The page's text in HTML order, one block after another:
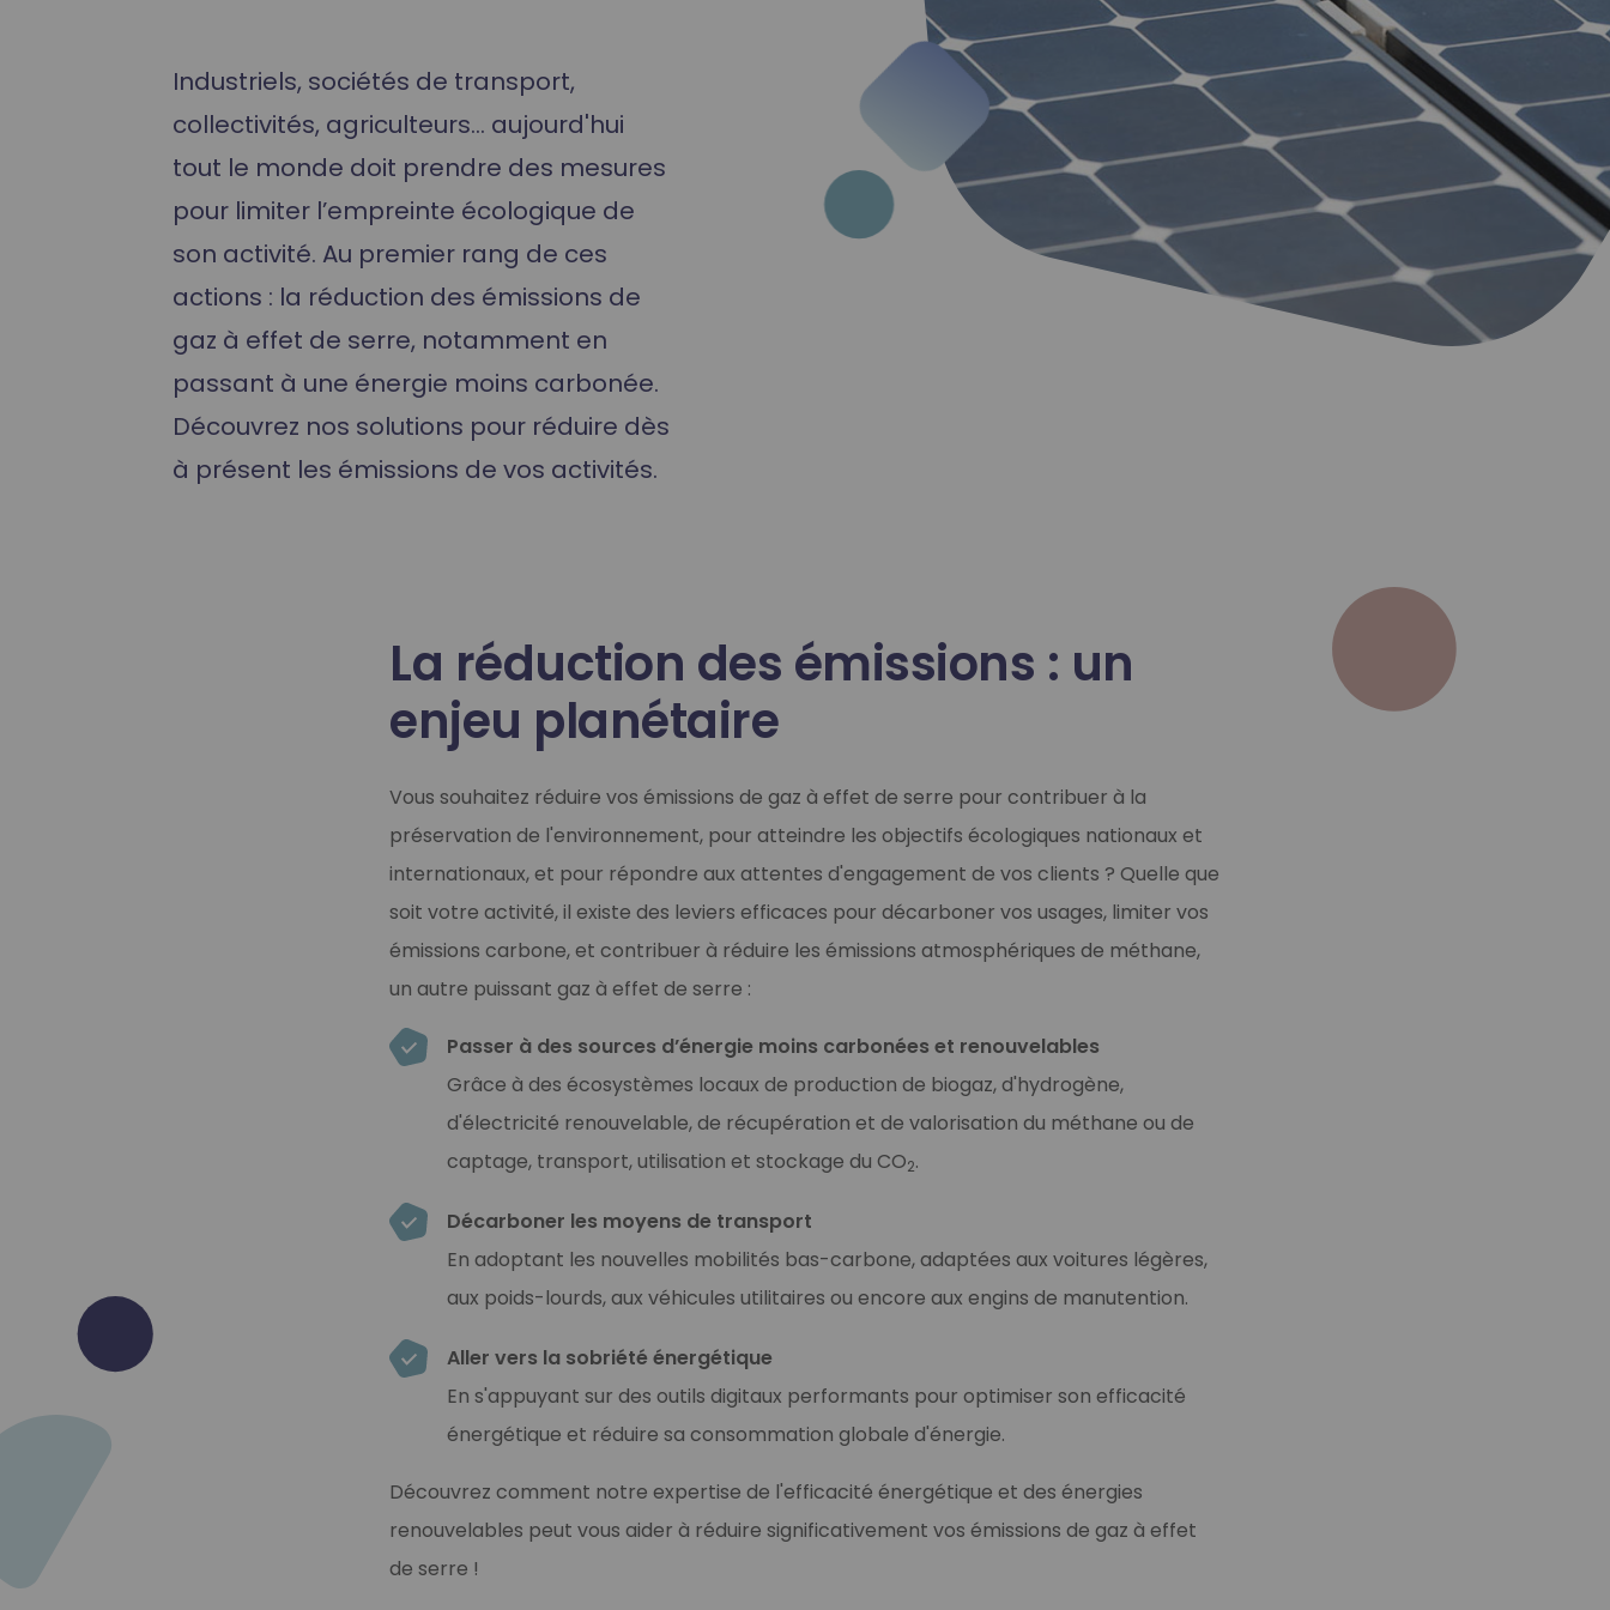
Formation Hydrogène
Industriels, sociétés de transport,
collectivités, agriculteurs… aujourd'hui
tout le monde doit prendre des mesures
pour limiter l’empreinte écologique de
son activité. Au premier rang de ces
actions : la réduction des émissions de
gaz à effet de serre, notamment en
passant à une énergie moins carbonée.
Découvrez nos solutions pour réduire dès
à présent les émissions de vos activités.
La réduction des émissions : un
enjeu planétaire
Vous souhaitez réduire vos émissions de gaz à effet de serre pour contribuer à la
préservation de l'environnement, pour atteindre les objectifs écologiques nationaux et
internationaux, et pour répondre aux attentes d'engagement de vos clients ? Quelle que
soit votre activité, il existe des leviers efficaces pour décarboner vos usages, limiter vos
émissions carbone, et contribuer à réduire les émissions atmosphériques de méthane,
un autre puissant gaz à effet de serre :
Passer à des sources d’énergie moins carbonées et renouvelables
Grâce à des écosystèmes locaux de production de biogaz, d'hydrogène,
d'électricité renouvelable, de récupération et de valorisation du méthane ou de
captage, transport, utilisation et stockage du CO2.
Décarboner les moyens de transport
En adoptant les nouvelles mobilités bas-carbone, adaptées aux voitures légères,
aux poids-lourds, aux véhicules utilitaires ou encore aux engins de manutention.
Aller vers la sobriété énergétique
En s'appuyant sur des outils digitaux performants pour optimiser son efficacité
énergétique et réduire sa consommation globale d'énergie.
Découvrez comment notre expertise de l'efficacité énergétique et des énergies
renouvelables peut vous aider à réduire significativement vos émissions de gaz à effet
de serre !